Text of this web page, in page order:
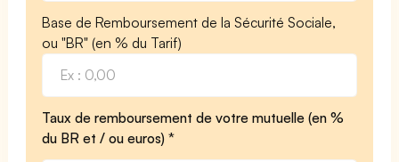
Base de Remboursement de la Sécurité Sociale,
ou "BR" (en % du Tarif)
Taux de remboursement de votre mutuelle (en %
du BR et / ou euros) *